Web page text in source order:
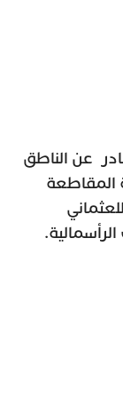
عن الناطق